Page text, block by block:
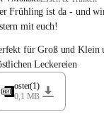
Frühling ist da - und
mit euch!
für Groß und Klein
Leckereien
oster(1)
0,1 MB